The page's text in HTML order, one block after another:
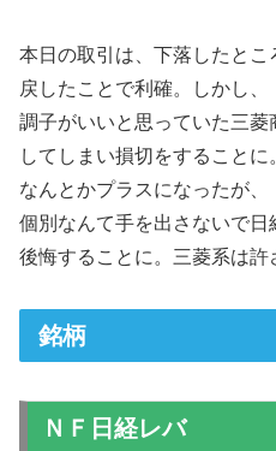
本日の取引は、下落したとこ
戻したことで利確。しかし、
調子がいいと思っていた三
してしまい損切をすることに
なんとかプラスになったが、
個別なんて手を出さないで
後悔することに。三菱系は許
銘柄
ＮＦ日経レバ